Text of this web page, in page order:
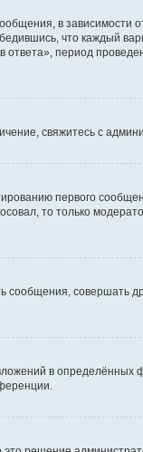
в зависимости
что каждый
ответа», период
свяжитесь с
первого
то только
сообщения, совершать
в определённых